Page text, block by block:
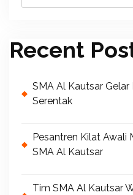
Recent
SMA Al Kautsar Gelar
Serentak
Pesantren Kilat Awali
SMA Al Kautsar
Tim SMA Al Kautsar